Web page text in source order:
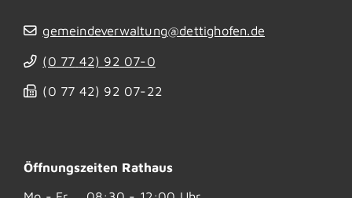
gemeindeverwaltung@dettighofen.de
(0 77 42) 92 07-0
(0 77 42) 92 07-22
Öffnungszeiten Rathaus